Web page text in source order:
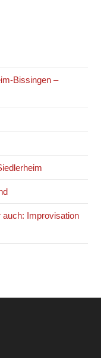
Bissingen –
auch: Improvisation